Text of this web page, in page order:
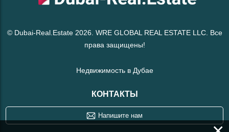
© Dubai-Real.Estate 2026. WRE GLOBAL REAL ESTATE LLC. Все
права защищены!
Недвижимость в Дубае
КОНТАКТЫ
Напишите нам